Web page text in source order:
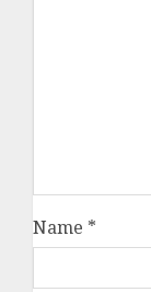
Name *